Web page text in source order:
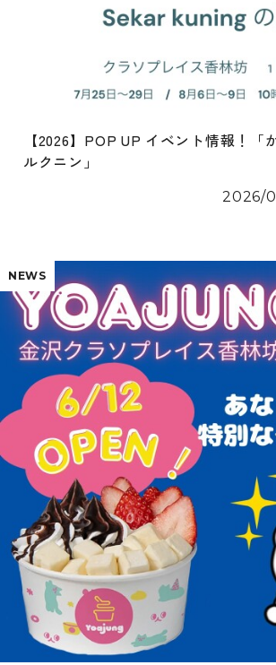
【2026】POP UP イベント情報！「
ルクニン」
2026/
NEWS